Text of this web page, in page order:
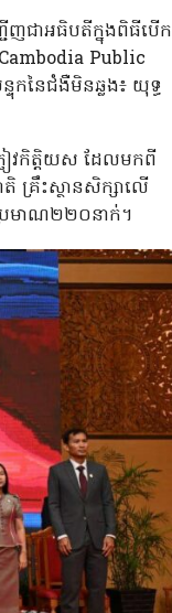
ើញជាអធិបតីក្នុងពិធីបើក
Public
នៃជំងឺមិនឆ្លង៖ យុទ្ធ
ៀវកិត្តិយស ដែលមកពី
គ្រឹះស្ថានសិក្សាលើ
រមាណ២២០នាក់។